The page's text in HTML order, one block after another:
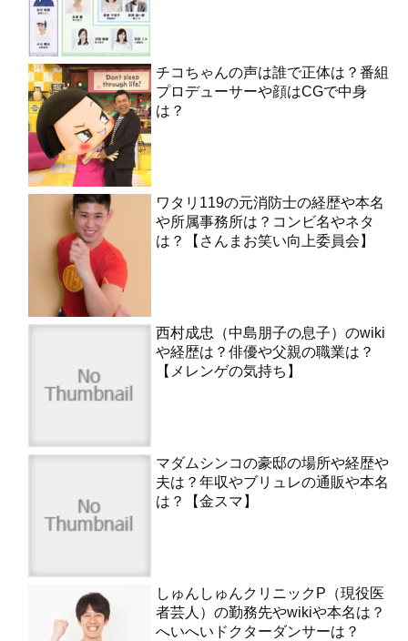
チコちゃんの声は誰で正体は？番組
プロデューサーや顔はCGで中身
は？
ワタリ119の元消防士の経歴や本名
や所属事務所は？コンビ名やネタ
は？【さんまお笑い向上委員会】
西村成忠（中島朋子の息子）のwiki
や経歴は？俳優や父親の職業は？
【メレンゲの気持ち】
マダムシンコの豪邸の場所や経歴や
夫は？年収やブリュレの通販や本名
は？【金スマ】
しゅんしゅんクリニックP（現役医
者芸人）の勤務先やwikiや本名は？
へいへいドクターダンサーは？